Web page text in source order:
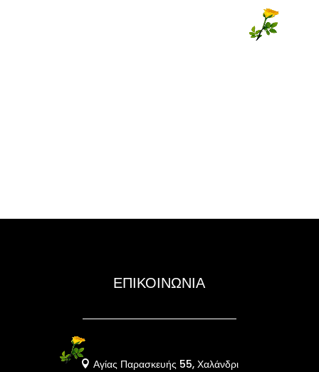
ΕΠΙΚΟΙΝΩΝΙΑ
 Αγίας Παρασκευής 55, Χαλάνδρι